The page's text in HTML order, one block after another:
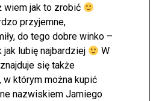
wiem jak to zrobić
przyjemne,
do tego dobre winko –
lubię najbardziej
W
się także
w którym można kupić
nazwiskiem Jamiego